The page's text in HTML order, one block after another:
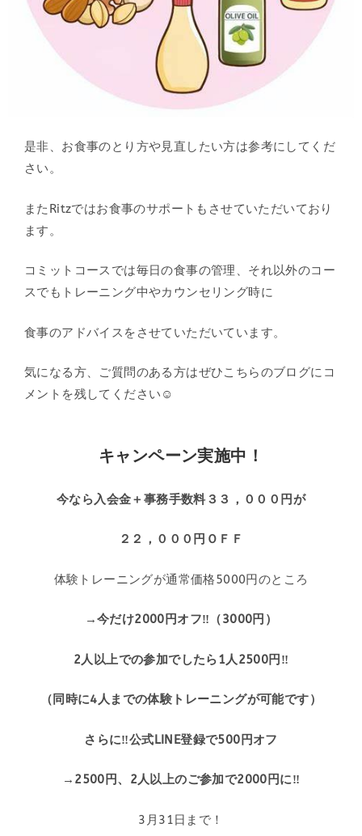
是非、お食事のとり方や見直したい方は参考にしてくだ
さい。
またRitzではお食事のサポートもさせていただいており
ます。
コミットコースでは毎日の食事の管理、それ以外のコー
スでもトレーニング中やカウンセリング時に
食事のアドバイスをさせていただいています。
気になる方、ご質問のある方はぜひこちらのブログにコ
メントを残してください☺
キャンペーン実施中！
今なら入会金＋事務手数料３３，０００円が
２２，０００円ＯＦＦ
体験トレーニングが通常価格5000円のところ
→今だけ2000円オフ‼（3000円）
2人以上での参加でしたら1人2500円‼
（同時に4人までの体験トレーニングが可能です）
さらに‼公式LINE登録で500円オフ
→2500円、2人以上のご参加で2000円に‼
3月31日まで！